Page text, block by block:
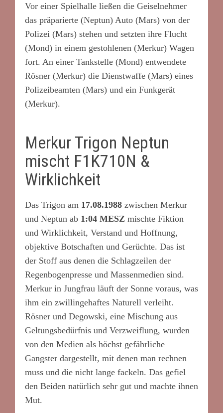
Vor einer Spielhalle ließen die Geiselnehmer
das präparierte (Neptun) Auto (Mars) von der
Polizei (Mars) stehen und setzten ihre Flucht
(Mond) in einem gestohlenen (Merkur) Wagen
fort. An einer Tankstelle (Mond) entwendete
Rösner (Merkur) die Dienstwaffe (Mars) eines
Polizeibeamten (Mars) und ein Funkgerät
(Merkur).
Merkur Trigon Neptun
mischt F1K710N &
Wirklichkeit
Das Trigon am 17.08.1988 zwischen Merkur
und Neptun ab 1:04 MESZ mischte Fiktion
und Wirklichkeit, Verstand und Hoffnung,
objektive Botschaften und Gerüchte. Das ist
der Stoff aus denen die Schlagzeilen der
Regenbogenpresse und Massenmedien sind.
Merkur in Jungfrau läuft der Sonne voraus, was
ihm ein zwillingehaftes Naturell verleiht.
Rösner und Degowski, eine Mischung aus
Geltungsbedürfnis und Verzweiflung, wurden
von den Medien als höchst gefährliche
Gangster dargestellt, mit denen man rechnen
muss und die nicht lange fackeln. Das gefiel
den Beiden natürlich sehr gut und machte ihnen
Mut.